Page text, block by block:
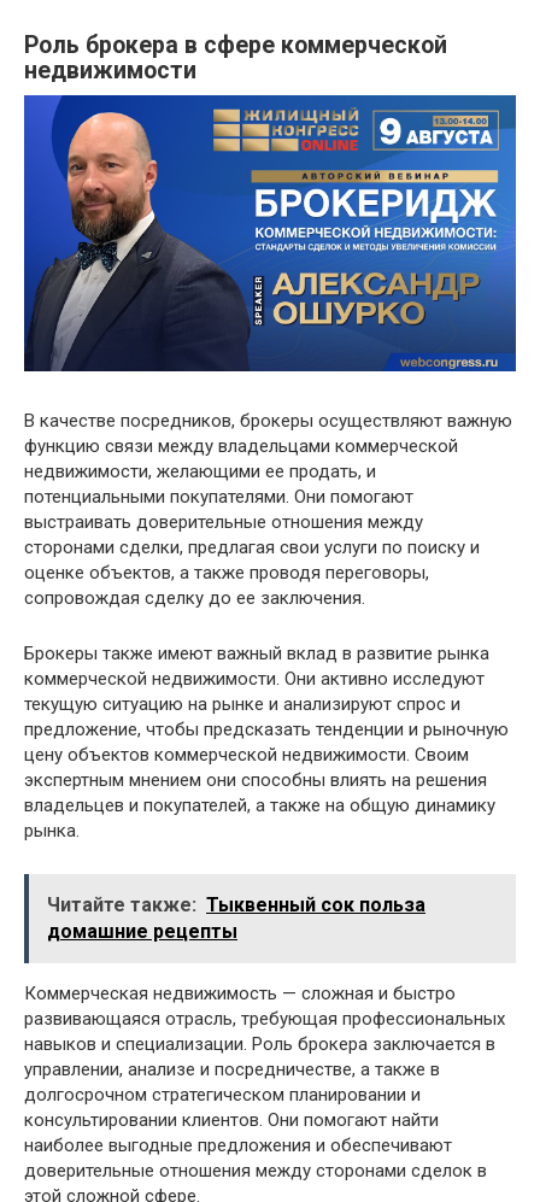
Роль брокера в сфере коммерческой
недвижимости
В качестве посредников, брокеры осуществляют важную
функцию связи между владельцами коммерческой
недвижимости, желающими ее продать, и
потенциальными покупателями. Они помогают
выстраивать доверительные отношения между
сторонами сделки, предлагая свои услуги по поиску и
оценке объектов, а также проводя переговоры,
сопровождая сделку до ее заключения.
Брокеры также имеют важный вклад в развитие рынка
коммерческой недвижимости. Они активно исследуют
текущую ситуацию на рынке и анализируют спрос и
предложение, чтобы предсказать тенденции и рыночную
цену объектов коммерческой недвижимости. Своим
экспертным мнением они способны влиять на решения
владельцев и покупателей, а также на общую динамику
рынка.
Читайте также: Тыквенный сок польза
домашние рецепты
Коммерческая недвижимость — сложная и быстро
развивающаяся отрасль, требующая профессиональных
навыков и специализации. Роль брокера заключается в
управлении, анализе и посредничестве, а также в
долгосрочном стратегическом планировании и
консультировании клиентов. Они помогают найти
наиболее выгодные предложения и обеспечивают
доверительные отношения между сторонами сделок в
этой сложной сфере.